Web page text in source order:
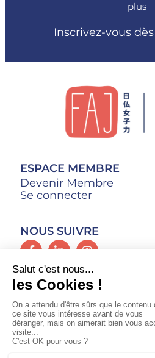
plus
Inscrivez-vous
ESPACE MEMBRE
Devenir Membre
Se connecter
NOUS SUIVRE
CONTACT